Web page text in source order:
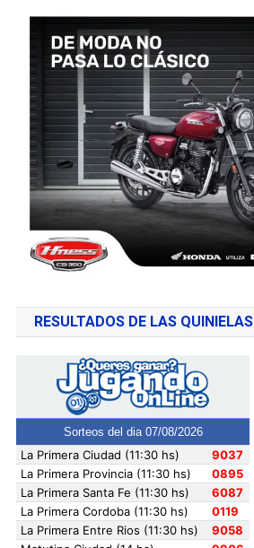
RESULTADOS DE LAS QUINIELAS